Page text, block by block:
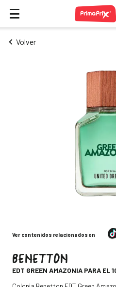
Volver
Ver contenidos relacionados en
BENETTON
EDT GREEN AMAZONIA PARA EL